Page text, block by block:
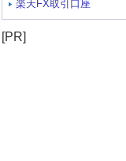
楽天FX取引口座
[PR]